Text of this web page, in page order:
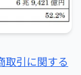
取引に関する